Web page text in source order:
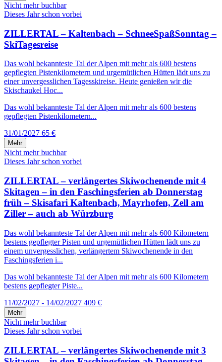
Nicht mehr buchbar
Dieses Jahr schon vorbei
ZILLERTAL – Kaltenbach – SchneeSpaßSonntag –
SkiTagesreise
Das wohl bekannteste Tal der Alpen mit mehr als 600 bestens
gepflegten Pistenkilometern und urgemütlichen Hütten lädt uns zu
einer unvergesslichen Tagesskireise. Heute genießen wir die
Skischaukel Hoc...
Das wohl bekannteste Tal der Alpen mit mehr als 600 bestens
gepflegten Pistenkilometern...
31/01/2027 65 €
Mehr
Nicht mehr buchbar
Dieses Jahr schon vorbei
ZILLERTAL – verlängertes Skiwochenende mit 4
Skitagen – in den Faschingsferien ab Donnerstag
früh – Skisafari Kaltenbach, Mayrhofen, Zell am
Ziller – auch ab Würzburg
Das wohl bekannteste Tal der Alpen mit mehr als 600 Kilometern
bestens gepflegter Pisten und urgemütlichen Hütten lädt uns zu
einem unvergesslichen, verlängertem Skiwochenende in den
Faschingsferien i...
Das wohl bekannteste Tal der Alpen mit mehr als 600 Kilometern
bestens gepflegter Piste...
11/02/2027 - 14/02/2027 409 €
Mehr
Nicht mehr buchbar
Dieses Jahr schon vorbei
ZILLERTAL – verlängertes Skiwochenende mit 3